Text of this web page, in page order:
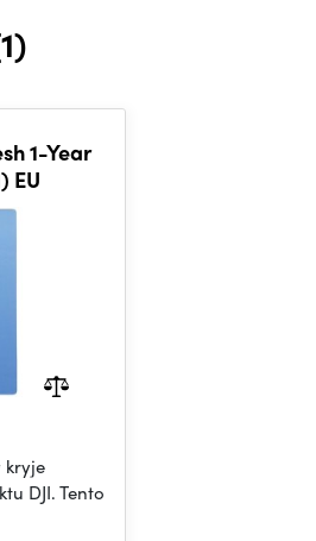
1-Year
EU
kryje
DJI. Tento